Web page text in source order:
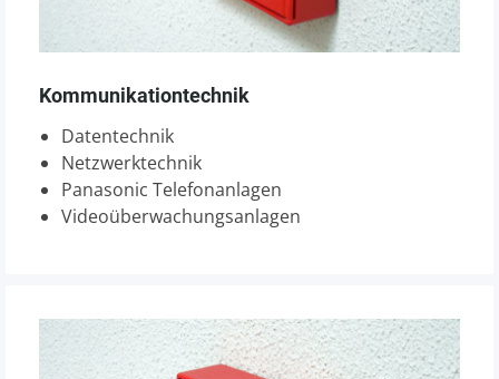
Kommunikationtechnik
Datentechnik
Netzwerktechnik
Panasonic Telefonanlagen
Videoüberwachungsanlagen